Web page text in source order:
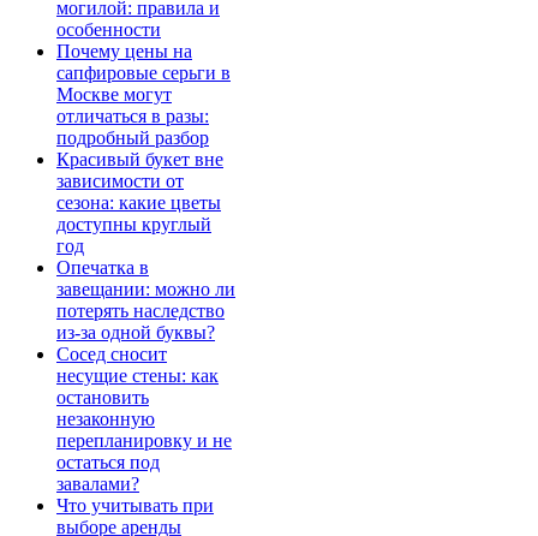
могилой: правила и
особенности
Почему цены на
сапфировые серьги в
Москве могут
отличаться в разы:
подробный разбор
Красивый букет вне
зависимости от
сезона: какие цветы
доступны круглый
год
Опечатка в
завещании: можно ли
потерять наследство
из-за одной буквы?
Сосед сносит
несущие стены: как
остановить
незаконную
перепланировку и не
остаться под
завалами?
Что учитывать при
выборе аренды